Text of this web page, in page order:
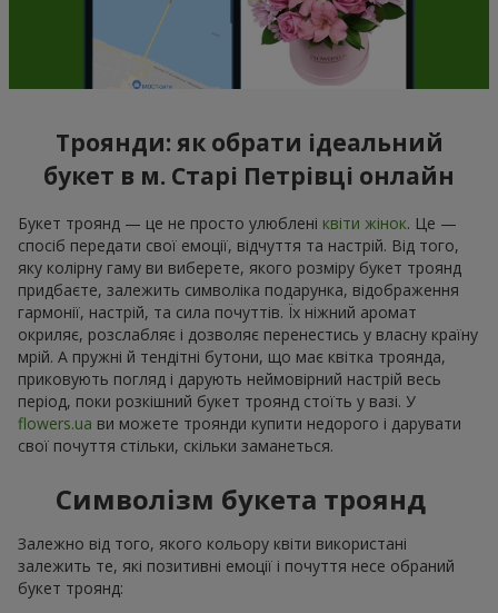
Троянди: як обрати ідеальний
букет в м. Старі Петрівці онлайн
Букет троянд — це не просто улюблені квіти жінок. Це —
спосіб передати свої емоції, відчуття та настрій. Від того,
яку колірну гаму ви виберете, якого розміру букет троянд
придбаєте, залежить символіка подарунка, відображення
гармонії, настрій, та сила почуттів. Їх ніжний аромат
окриляє, розслабляє і дозволяє перенестись у власну країну
мрій. А пружні й тендітні бутони, що має квітка троянда,
приковують погляд і дарують неймовірний настрій весь
період, поки розкішний букет троянд стоїть у вазі. У
flowers.ua ви можете троянди купити недорого і дарувати
свої почуття стільки, скільки заманеться.
Символізм букета троянд
Залежно від того, якого кольору квіти використані
залежить те, які позитивні емоції і почуття несе обраний
букет троянд: